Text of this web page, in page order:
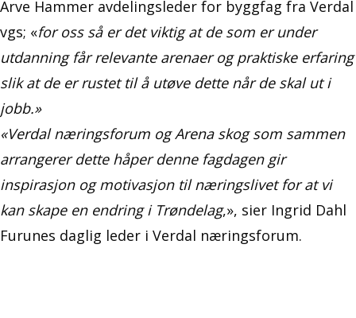
Arve Hammer avdelingsleder for byggfag fra Verdal
vgs; «for oss så er det viktig at de som er under
utdanning får relevante arenaer og praktiske erfaring
slik at de er rustet til å utøve dette når de skal ut i
jobb.»
«Verdal næringsforum og Arena skog som sammen
arrangerer dette håper denne fagdagen gir
inspirasjon og motivasjon til næringslivet for at vi
kan skape en endring i Trøndelag,», sier Ingrid Dahl
Furunes daglig leder i Verdal næringsforum.